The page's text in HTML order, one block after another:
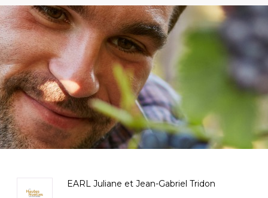
EARL Juliane et Jean-Gabriel Tridon